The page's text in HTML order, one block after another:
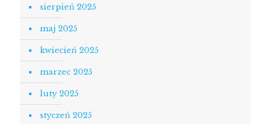
sierpień 2025
maj 2025
kwiecień 2025
marzec 2025
luty 2025
styczeń 2025